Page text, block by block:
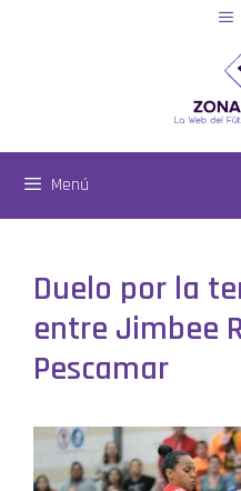
Menú
Duelo por la
entre Jimbee
Pescamar